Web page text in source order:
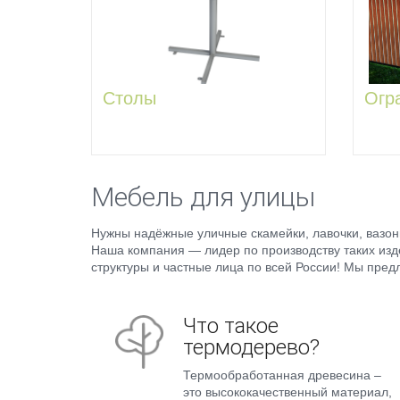
Столы
Мебель для улицы
Нужны надёжные уличные скамейки, лавочки,
Наша компания — лидер по производству таких
структуры и частные лица по всей России! Мы
Что такое
термодерево?
Термообработанная древесина –
это высококачественный материал,